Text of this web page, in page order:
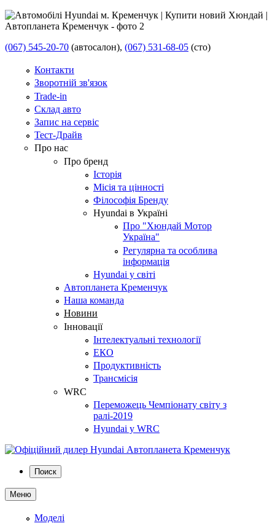
(067) 545-20-70 (автосалон), (067) 531-68-05 (сто)
Контакти
Зворотній зв'язок
Trade-in
Склад авто
Запис на сервіс
Тест-Драйв
Про нас
Про бренд
Історія
Місія та цінності
Філософія Бренду
Hyundai в Україні
Про "Хюндай Мотор
Україна"
Регулярна та особлива
інформація
Hyundai у світі
Автопланета Кременчук
Наша команда
Новини
Інновації
Інтелектуальні технології
ЕКО
Продуктивність
Трансмісія
WRC
Переможець Чемпіонату світу з
ралі-2019
Hyundai у WRC
Поиск
Меню
Моделі